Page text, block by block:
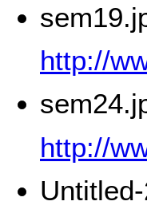
http://
http://